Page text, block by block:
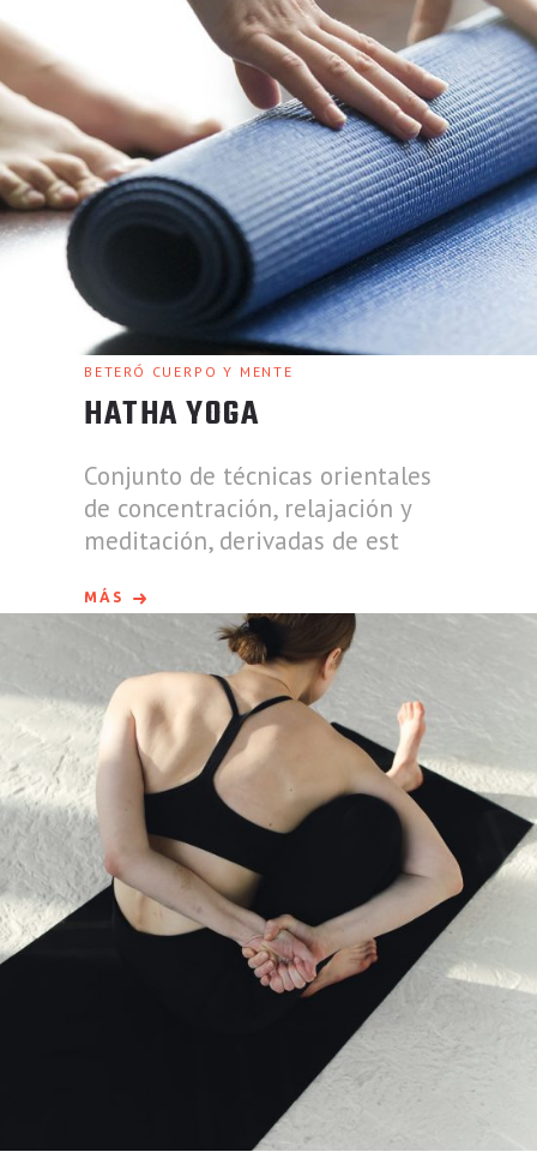
BETERÓ CUERPO Y MENTE
HATHA YOGA
Conjunto de técnicas orientales
de concentración, relajación y
meditación, derivadas de est
MÁS